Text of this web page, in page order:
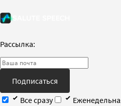
Рассылка:
Подписаться
Все сразу